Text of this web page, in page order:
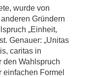
wurde von
Gründern
„Einheit,
Genauer: „Unitas
caritas in
den Wahlspruch
einfachen Formel